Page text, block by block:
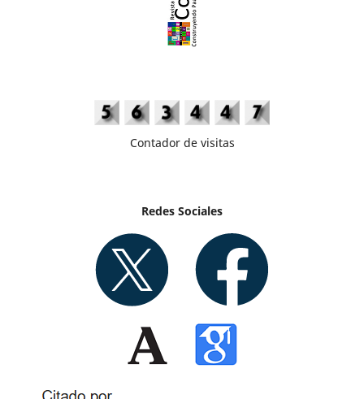
Contador de visitas
Redes Sociales